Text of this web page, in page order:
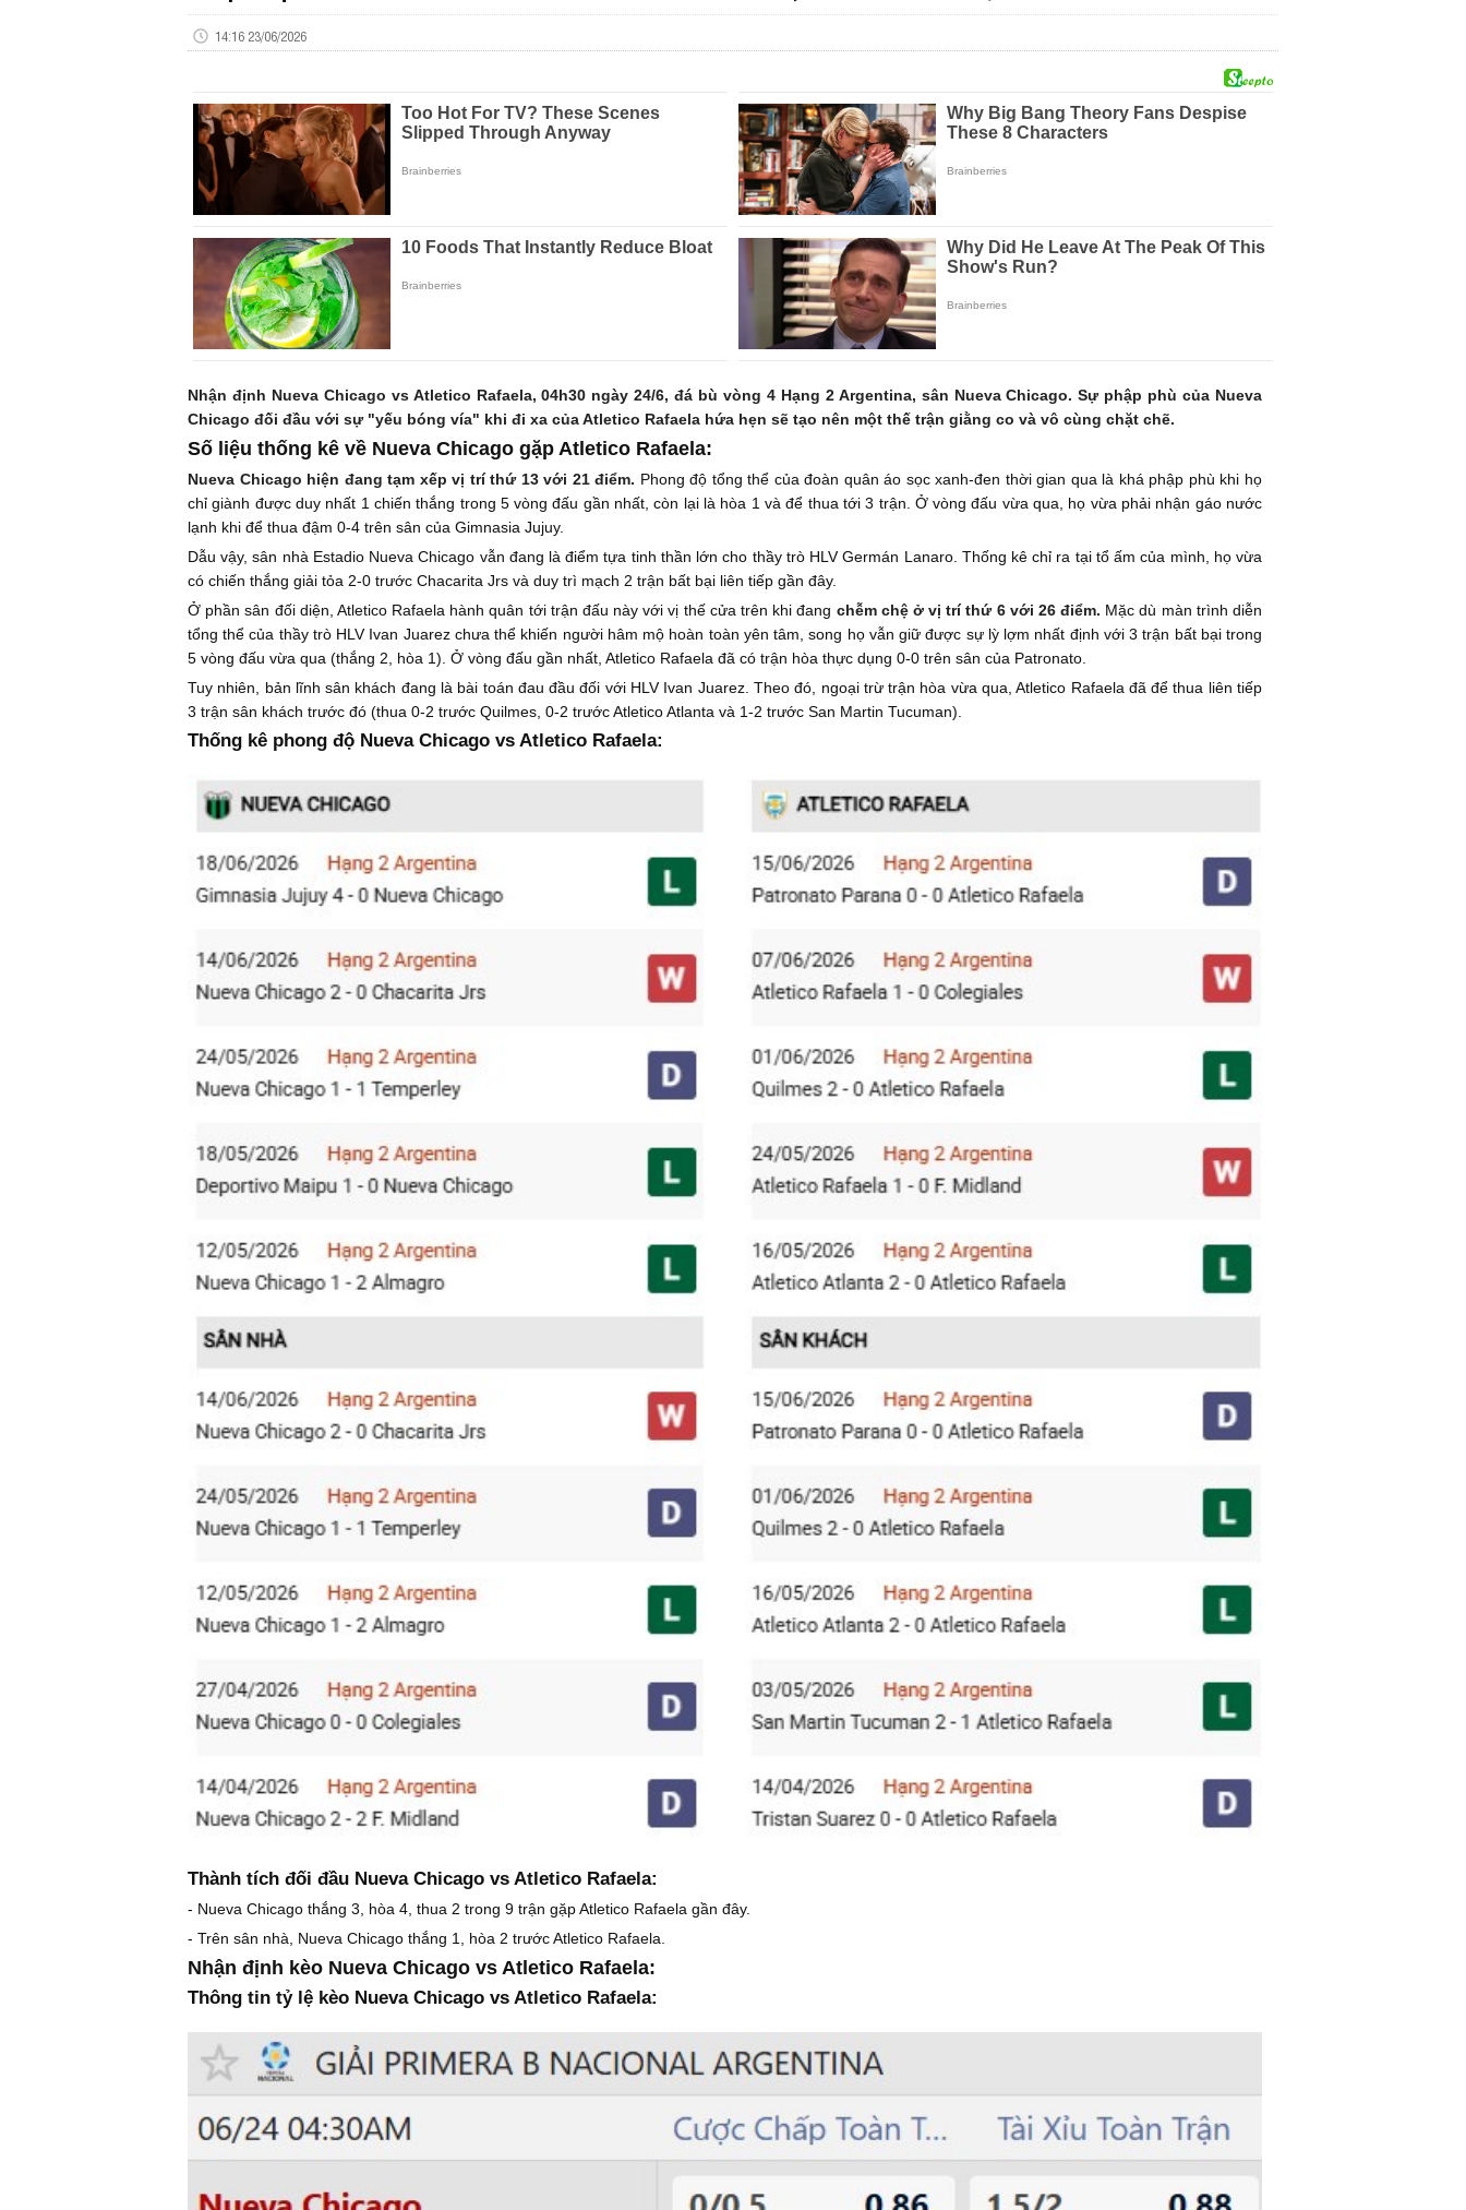
14:16 23/06/2026
Nhận định Nueva Chicago vs Atletico Rafaela, 04h30 ngày 24/6, đá bù vòng 4 Hạng 2 Argentina, sân Nueva Chicago. Sự phập phù của Nueva
Chicago đối đầu với sự "yếu bóng vía" khi đi xa của Atletico Rafaela hứa hẹn sẽ tạo nên một thế trận giằng co và vô cùng chặt chẽ.
Số liệu thống kê về Nueva Chicago gặp Atletico Rafaela:
Nueva Chicago hiện đang tạm xếp vị trí thứ 13 với 21 điểm. Phong độ tổng thể của đoàn quân áo sọc xanh-đen thời gian qua là khá phập phù khi họ
chỉ giành được duy nhất 1 chiến thắng trong 5 vòng đấu gần nhất, còn lại là hòa 1 và để thua tới 3 trận. Ở vòng đấu vừa qua, họ vừa phải nhận gáo nước
lạnh khi để thua đậm 0-4 trên sân của Gimnasia Jujuy.
Dẫu vậy, sân nhà Estadio Nueva Chicago vẫn đang là điểm tựa tinh thần lớn cho thầy trò HLV Germán Lanaro. Thống kê chỉ ra tại tổ ấm của mình, họ vừa
có chiến thắng giải tỏa 2-0 trước Chacarita Jrs và duy trì mạch 2 trận bất bại liên tiếp gần đây.
Ở phần sân đối diện, Atletico Rafaela hành quân tới trận đấu này với vị thế cửa trên khi đang chễm chệ ở vị trí thứ 6 với 26 điểm. Mặc dù màn trình diễn
tổng thể của thầy trò HLV Ivan Juarez chưa thể khiến người hâm mộ hoàn toàn yên tâm, song họ vẫn giữ được sự lỳ lợm nhất định với 3 trận bất bại trong
5 vòng đấu vừa qua (thắng 2, hòa 1). Ở vòng đấu gần nhất, Atletico Rafaela đã có trận hòa thực dụng 0-0 trên sân của Patronato.
Tuy nhiên, bản lĩnh sân khách đang là bài toán đau đầu đối với HLV Ivan Juarez. Theo đó, ngoại trừ trận hòa vừa qua, Atletico Rafaela đã để thua liên tiếp
3 trận sân khách trước đó (thua 0-2 trước Quilmes, 0-2 trước Atletico Atlanta và 1-2 trước San Martin Tucuman).
Thống kê phong độ Nueva Chicago vs Atletico Rafaela:
Thành tích đối đầu Nueva Chicago vs Atletico Rafaela:
- Nueva Chicago thắng 3, hòa 4, thua 2 trong 9 trận gặp Atletico Rafaela gần đây.
- Trên sân nhà, Nueva Chicago thắng 1, hòa 2 trước Atletico Rafaela.
Nhận định kèo Nueva Chicago vs Atletico Rafaela:
Thông tin tỷ lệ kèo Nueva Chicago vs Atletico Rafaela: